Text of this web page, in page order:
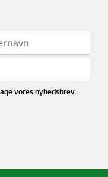
vores nyhedsbrev.